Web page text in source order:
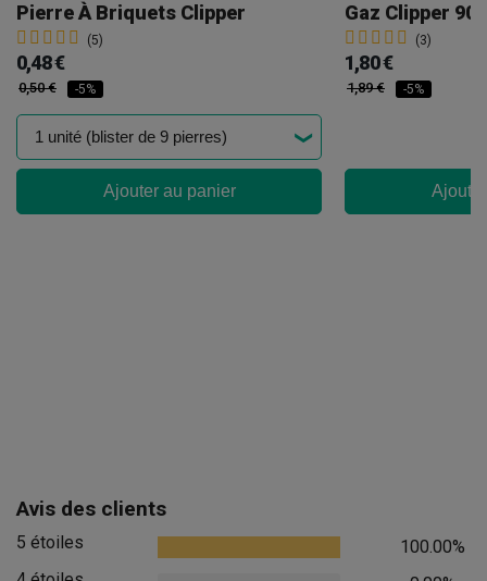
Pierre À Briquets Clipper
(5)
0,48 €
0,50 € -5%
Ajouter au panier
Gaz Clipper 90
(3)
1,80 €
1,89 € -5%
Avis des clients
5 étoiles
100.00%